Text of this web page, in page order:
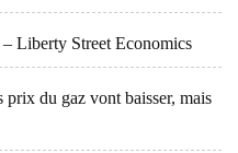
Liberty Street Economics
du gaz vont baisser, mais